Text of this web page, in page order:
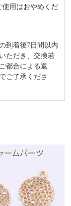
使⽤はおやめくだ
到着後7日間以内
ただき、交換若
都合による返
ご了承くださ